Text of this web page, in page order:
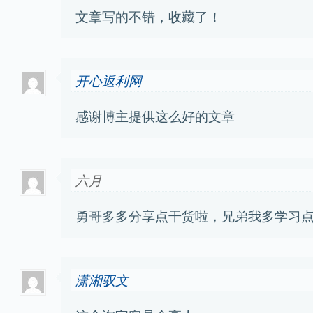
文章写的不错，收藏了！
开心返利网
感谢博主提供这么好的文章
六月
勇哥多多分享点干货啦，兄弟我多学习
潇湘驭文